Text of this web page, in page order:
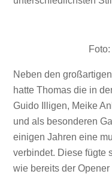
Neben den
hatte Thomas die in
Guido Illigen, Meike
und als besonderen
einigen Jahren eine
verbindet. Diese fügte
wie bereits der Opener